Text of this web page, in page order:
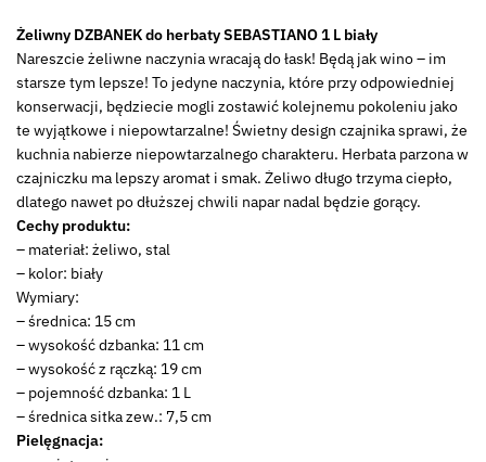
white
Żeliwny DZBANEK do herbaty SEBASTIANO 1 L biały
Nareszcie żeliwne naczynia wracają do łask! Będą jak wino – im
starsze tym lepsze! To jedyne naczynia, które przy odpowiedniej
konserwacji, będziecie mogli zostawić kolejnemu pokoleniu jako
te wyjątkowe i niepowtarzalne! Świetny design czajnika sprawi, że
kuchnia nabierze niepowtarzalnego charakteru. Herbata parzona w
czajniczku ma lepszy aromat i smak. Żeliwo długo trzyma ciepło,
dlatego nawet po dłuższej chwili napar nadal będzie gorący.
Cechy produktu:
– materiał: żeliwo, stal
– kolor: biały
Wymiary:
– średnica: 15 cm
– wysokość dzbanka: 11 cm
– wysokość z rączką: 19 cm
– pojemność dzbanka: 1 L
– średnica sitka zew.: 7,5 cm
Pielęgnacja: